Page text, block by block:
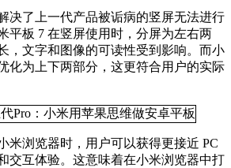
决了上一代产品被诟病的竖屏无法进行
平板 7 在竖屏使用时，分屏为左右两
，文字和图像的可读性受到影响。而小
化为上下两部分，这更符合用户的实际
米浏览器时，用户可以获得更接近 PC
交互体验。这意味着在小米浏览器中打